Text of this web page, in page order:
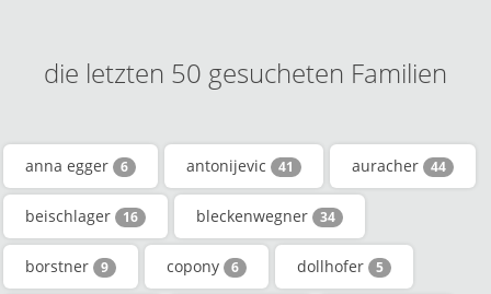
die letzten 50 gesucheten Familien
anna egger 6 antonijevic 41 auracher 44
beischlager 16 bleckenwegner 34
borstner 9 copony 6 dollhofer 5